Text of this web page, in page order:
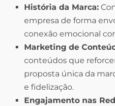
História da Marca:
empresa de forma
conexão emocional
Marketing de
conteúdos que
proposta única da
e fidelização.
Engajamento nas